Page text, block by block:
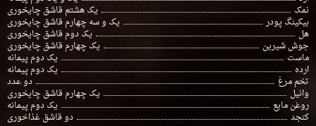
نمک یک هشتم قاشق چایخوری
بیکینگ پودر یک و سه چهارم قاشق چایخوری
هل یک دوم قاشق چایخوری
جوش شیرین یک چهارم قاشق چایخوری
ماست یک دوم پیمانه
ارده یک دوم پیمانه
تخم مرغ دو عدد
وانیل یک چهارم قاشق چایخوری
روغن مایع یک دوم پیمانه
کنجد دو قاشق غذاخوری